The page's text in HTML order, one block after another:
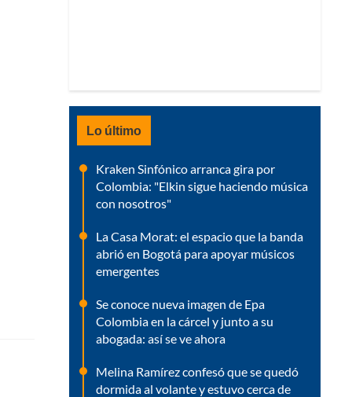
Lo último
Kraken Sinfónico arranca gira por
Colombia: "Elkin sigue haciendo música
con nosotros"
La Casa Morat: el espacio que la banda
abrió en Bogotá para apoyar músicos
emergentes
Se conoce nueva imagen de Epa
Colombia en la cárcel y junto a su
abogada: así se ve ahora
Melina Ramírez confesó que se quedó
dormida al volante y estuvo cerca de